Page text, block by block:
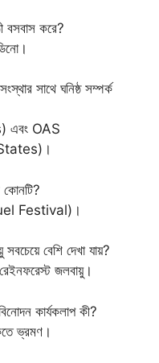
বসবাস করে?
সাথে ঘনিষ্ঠ সম্পর্ক
এবং OAS
কোনটি?
Festival)।
বেশি দেখা যায়?
জলবায়ু।
কার্যকলাপ কী?
ভ্রমণ।